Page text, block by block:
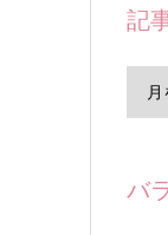
記
バ